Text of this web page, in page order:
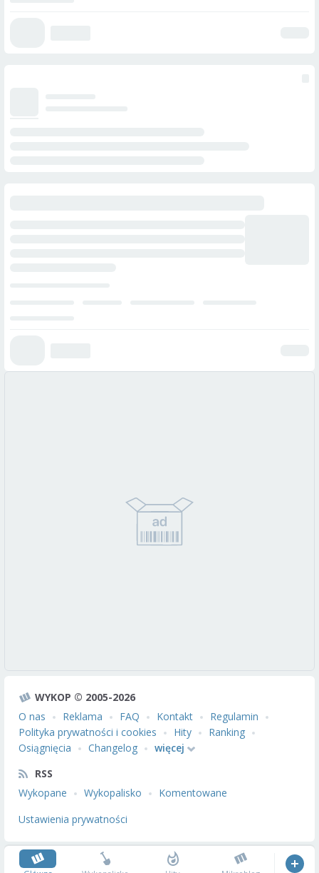
WYKOP © 2005-2026
O nas
Reklama FAQ Kontakt
Regulamin
Polityka prywatności i cookies
Hity
Ranking
Osiągnięcia
Changelog
więcej
RSS
Wykopane
Wykopalisko
Komentowane
Ustawienia prywatności